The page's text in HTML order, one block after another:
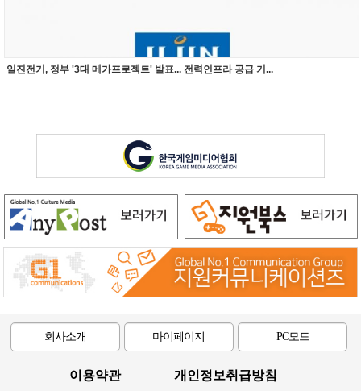
일진전기, 정부 '3대 메가프로젝트' 발표... 전력인프라 공급 기...
회사소개 마이페이지 PC모드
이용약관 개인정보취급방침